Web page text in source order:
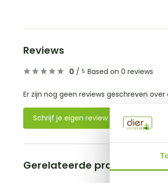
Reviews
0 / 5 Based on 0 reviews
Er zijn nog geen reviews geschreven
Schrijf je eigen review
Gerelateerde producten